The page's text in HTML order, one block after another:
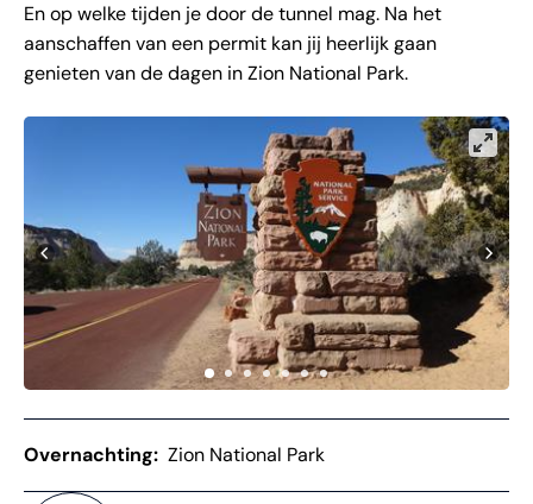
En op welke tijden je door de tunnel mag. Na het
aanschaffen van een permit kan jij heerlijk gaan
genieten van de dagen in Zion National Park.
Overnachting: Zion National Park